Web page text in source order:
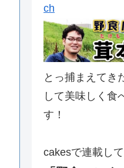
ch
とっ捕まえてき
して美味しく食
す！
cakesで連載し